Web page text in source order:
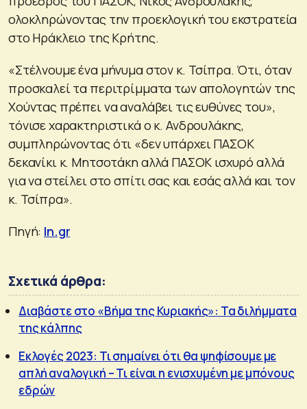
ολοκληρώνοντας την προεκλογική του εκστρατεία
στο Ηράκλειο της Κρήτης.
«Στέλνουμε ένα μήνυμα στον κ. Τσίπρα. Ότι, όταν
προσκαλεί τα περιτρίμματα των απολογητών της
Χούντας πρέπει να αναλάβει τις ευθύνες του»,
τόνισε χαρακτηριστικά ο κ. Ανδρουλάκης,
συμπληρώνοντας ότι «δεν υπάρχει ΠΑΣΟΚ
δεκανίκι κ. Μητσοτάκη αλλά ΠΑΣΟΚ ισχυρό αλλά
για να στείλει στο σπίτι σας και εσάς αλλά και τον
κ. Τσίπρα».
Πηγή: In.gr
Σχετικά άρθρα:
Διαβάστε στο «Βήμα της Κυριακής»: Τα διλήμματα
της κάλπης
Εκλογές 2023: Τι σημαίνει ότι θα ψηφίσουμε με
απλή αναλογική – Τι είναι η ενισχυμένη με μπόνους
εδρών